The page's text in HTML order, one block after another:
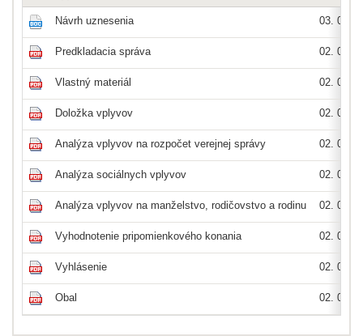
Návrh uznesenia 03. 04.
Predkladacia správa 02. 04.
Vlastný materiál 02. 04.
Doložka vplyvov 02. 04.
Analýza vplyvov na rozpočet verejnej správy 02. 04.
Analýza sociálnych vplyvov 02. 04.
Analýza vplyvov na manželstvo, rodičovstvo a rodinu 02. 04.
Vyhodnotenie pripomienkového konania 02. 04.
Vyhlásenie 02. 04.
Obal 02. 04.